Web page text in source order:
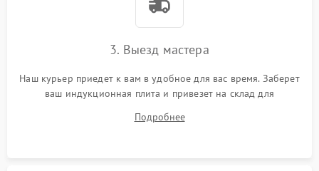
3. Выезд мастера
Наш курьер приедет к вам в удобное для вас время. Заберет
ваш индукционная плита и привезет на склад для
Подробнее